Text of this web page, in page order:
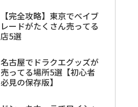
【完全攻略】東京でベイブ
レードがたくさん売ってる
店5選
名古屋でドラクエグッズが
売ってる場所5選【初心者
必見の保存版】